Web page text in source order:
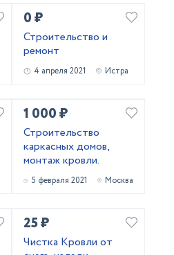
0 ₽
Строительство и
ремонт
4 апреля 2021 Истра
1 000 ₽
Строительство
каркасных домов,
монтаж кровли.
5 февраля 2021 Москва
25 ₽
Чистка Кровли от